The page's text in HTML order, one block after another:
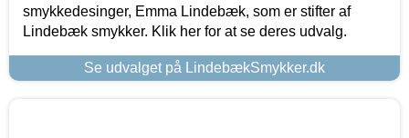
smykkedesinger, Emma Lindebæk, som er stifter af
Lindebæk smykker. Klik her for at se deres udvalg.
Se udvalget på LindebækSmykker.dk